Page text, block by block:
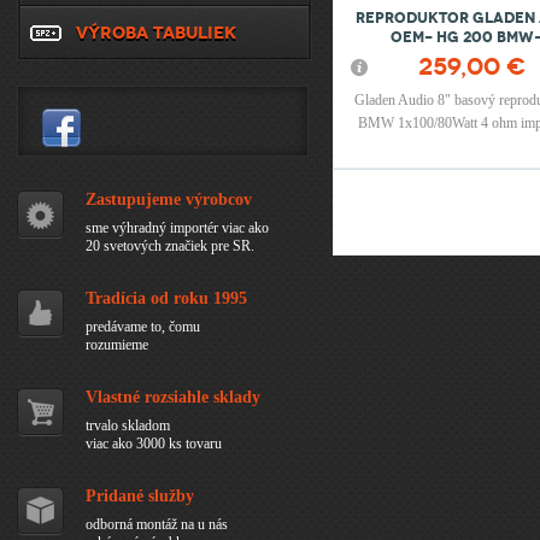
reproduktor Gladen
OEM- HG 200
259,00 €
Gladen Audio 8" basový
BMW 1x100/80Watt 4 ohm
premnými sedadlami
VÝROBA TABULIEK
Zastupujeme výrobcov
sme výhradný importér viac ako
20 svetových značiek pre SR.
Tradícia od roku 1995
predávame to, čomu
rozumieme
Vlastné rozsiahle sklady
trvalo skladom
viac ako 3000 ks tovaru
Pridané služby
odborná montáž na u nás